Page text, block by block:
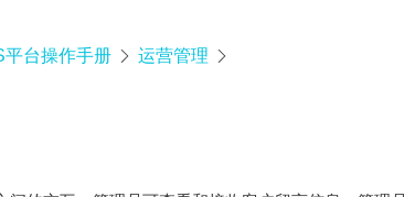
平台操作手册  运营管理 